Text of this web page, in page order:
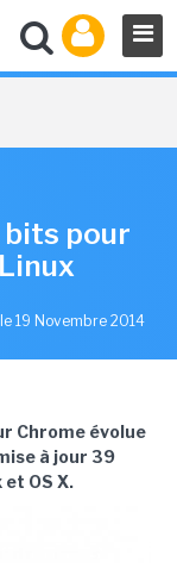
bits pour
19 Novembre 2014
Chrome évolue
à jour 39
OS X.